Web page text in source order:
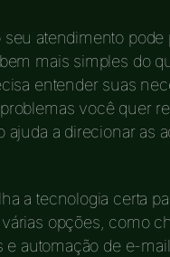
seu atendimento pode
mais simples do
entender suas
você quer
ajuda a direcionar as
a tecnologia certa
opções, como
e automação de e-